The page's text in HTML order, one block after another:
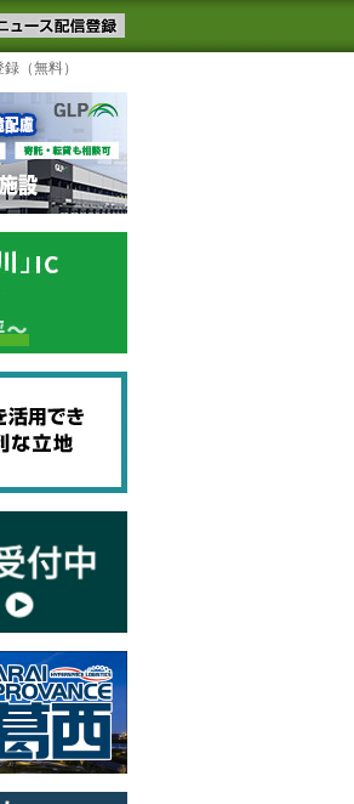
物流ニュースメール配信を登録す
るテーマ
（無料）